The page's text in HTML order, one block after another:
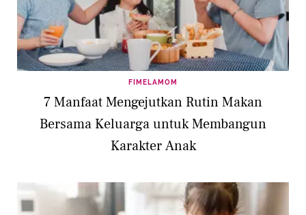
FIMELAMOM
7 Manfaat Mengejutkan Rutin Makan
Bersama Keluarga untuk Membangun
Karakter Anak